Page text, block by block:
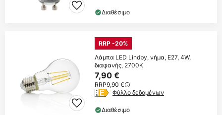
Διαθέσιμο
RRP -20%
Λάμπα LED Lindby, νήμα, E27, 4W,
διαφανής, 2700K
7,90 €
RRP9,90 €
Φύλλο δεδομένων
Διαθέσιμο